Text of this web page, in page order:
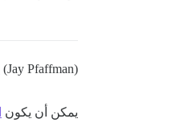
(Jay Pfaffman)
يمكن أن يكون